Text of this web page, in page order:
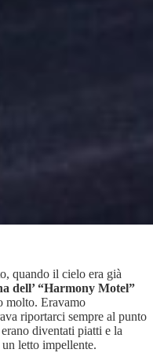
quando il cielo era già
dell’ “Harmony Motel”
molto. Eravamo
riportarci sempre al punto
diventati piatti e la
letto impellente.